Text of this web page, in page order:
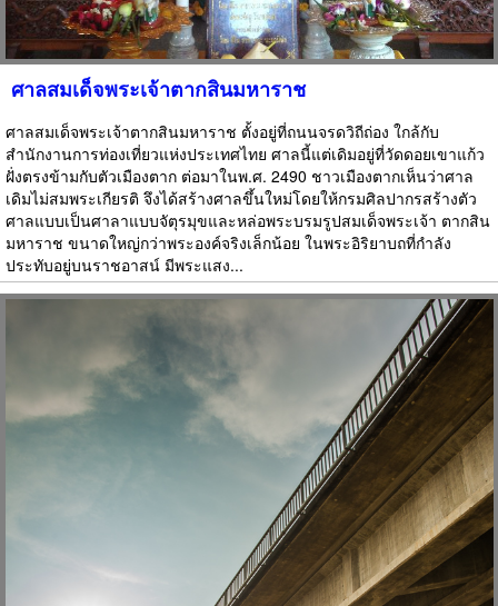
ศาลสมเด็จพระเจ้าตากสินมหาราช
ศาลสมเด็จพระเจ้าตากสินมหาราช ตั้งอยู่ที่ถนนจรดวิถีถ่อง ใกล้กับ
สำนักงานการท่องเที่ยวแห่งประเทศไทย ศาลนี้แต่เดิมอยู่ที่วัดดอยเขาแก้ว
ฝั่งตรงข้ามกับตัวเมืองตาก ต่อมาในพ.ศ. 2490 ชาวเมืองตากเห็นว่าศาล
เดิมไม่สมพระเกียรติ จึงได้สร้างศาลขึ้นใหม่โดยให้กรมศิลปากรสร้างตัว
ศาลแบบเป็นศาลาแบบจัตุรมุขและหล่อพระบรมรูปสมเด็จพระเจ้า ตากสิน
มหาราช ขนาดใหญ่กว่าพระองค์จริงเล็กน้อย ในพระอิริยาบถที่กำลัง
ประทับอยู่บนราชอาสน์ มีพระแสง...